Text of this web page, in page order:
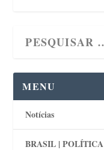
MENU
Notícias
BRASIL | POLÍTICA